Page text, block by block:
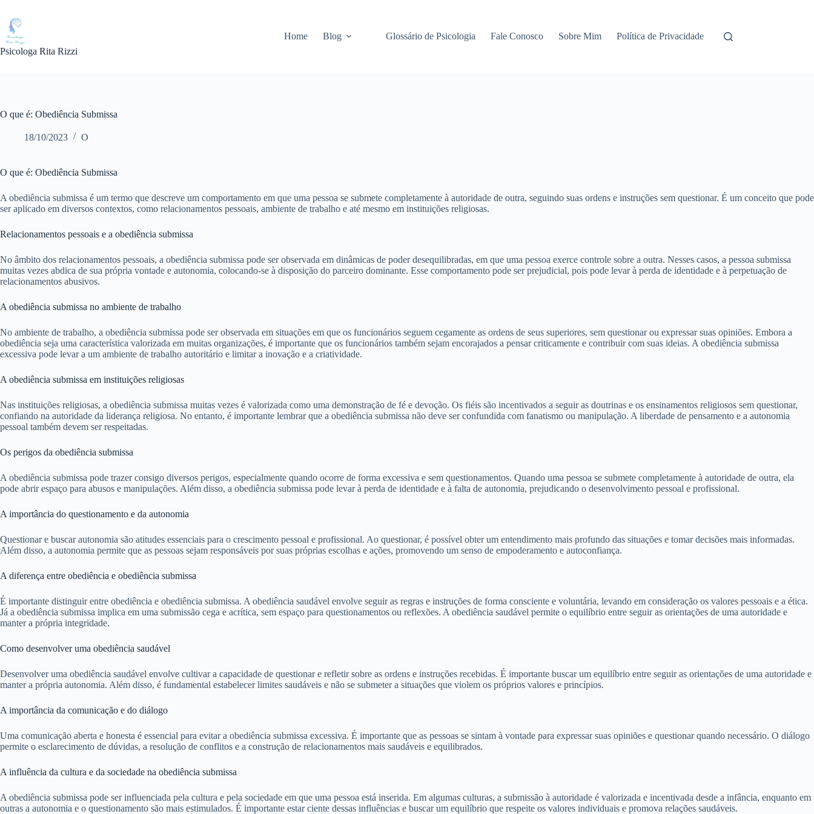
para
conteúdo
Psicologa Rita Rizzi
Home Blog Glossário de Psicologia Fale Conosco Sobre Mim Política de Privacidade
O que é: Obediência Submissa
18/10/2023 O
O que é: Obediência Submissa
A obediência submissa é um termo que descreve um comportamento em que uma pessoa se submete completamente à autoridade de outra, seguindo suas ordens e instruções sem questionar. É um conceito que pode
ser aplicado em diversos contextos, como relacionamentos pessoais, ambiente de trabalho e até mesmo em instituições religiosas.
Relacionamentos pessoais e a obediência submissa
No âmbito dos relacionamentos pessoais, a obediência submissa pode ser observada em dinâmicas de poder desequilibradas, em que uma pessoa exerce controle sobre a outra. Nesses casos, a pessoa submissa
muitas vezes abdica de sua própria vontade e autonomia, colocando-se à disposição do parceiro dominante. Esse comportamento pode ser prejudicial, pois pode levar à perda de identidade e à perpetuação de
relacionamentos abusivos.
A obediência submissa no ambiente de trabalho
No ambiente de trabalho, a obediência submissa pode ser observada em situações em que os funcionários seguem cegamente as ordens de seus superiores, sem questionar ou expressar suas opiniões. Embora a
obediência seja uma característica valorizada em muitas organizações, é importante que os funcionários também sejam encorajados a pensar criticamente e contribuir com suas ideias. A obediência submissa
excessiva pode levar a um ambiente de trabalho autoritário e limitar a inovação e a criatividade.
A obediência submissa em instituições religiosas
Nas instituições religiosas, a obediência submissa muitas vezes é valorizada como uma demonstração de fé e devoção. Os fiéis são incentivados a seguir as doutrinas e os ensinamentos religiosos sem questionar,
confiando na autoridade da liderança religiosa. No entanto, é importante lembrar que a obediência submissa não deve ser confundida com fanatismo ou manipulação. A liberdade de pensamento e a autonomia
pessoal também devem ser respeitadas.
Os perigos da obediência submissa
A obediência submissa pode trazer consigo diversos perigos, especialmente quando ocorre de forma excessiva e sem questionamentos. Quando uma pessoa se submete completamente à autoridade de outra, ela
pode abrir espaço para abusos e manipulações. Além disso, a obediência submissa pode levar à perda de identidade e à falta de autonomia, prejudicando o desenvolvimento pessoal e profissional.
A importância do questionamento e da autonomia
Questionar e buscar autonomia são atitudes essenciais para o crescimento pessoal e profissional. Ao questionar, é possível obter um entendimento mais profundo das situações e tomar decisões mais informadas.
Além disso, a autonomia permite que as pessoas sejam responsáveis por suas próprias escolhas e ações, promovendo um senso de empoderamento e autoconfiança.
A diferença entre obediência e obediência submissa
É importante distinguir entre obediência e obediência submissa. A obediência saudável envolve seguir as regras e instruções de forma consciente e voluntária, levando em consideração os valores pessoais e a ética.
Já a obediência submissa implica em uma submissão cega e acrítica, sem espaço para questionamentos ou reflexões. A obediência saudável permite o equilíbrio entre seguir as orientações de uma autoridade e
manter a própria integridade.
Como desenvolver uma obediência saudável
Desenvolver uma obediência saudável envolve cultivar a capacidade de questionar e refletir sobre as ordens e instruções recebidas. É importante buscar um equilíbrio entre seguir as orientações de uma autoridade e
manter a própria autonomia. Além disso, é fundamental estabelecer limites saudáveis e não se submeter a situações que violem os próprios valores e princípios.
A importância da comunicação e do diálogo
Uma comunicação aberta e honesta é essencial para evitar a obediência submissa excessiva. É importante que as pessoas se sintam à vontade para expressar suas opiniões e questionar quando necessário. O diálogo
permite o esclarecimento de dúvidas, a resolução de conflitos e a construção de relacionamentos mais saudáveis e equilibrados.
A influência da cultura e da sociedade na obediência submissa
A obediência submissa pode ser influenciada pela cultura e pela sociedade em que uma pessoa está inserida. Em algumas culturas, a submissão à autoridade é valorizada e incentivada desde a infância, enquanto em
outras a autonomia e o questionamento são mais estimulados. É importante estar ciente dessas influências e buscar um equilíbrio que respeite os valores individuais e promova relações saudáveis.